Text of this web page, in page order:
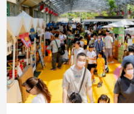
理
消
費
健
康/
親
子/